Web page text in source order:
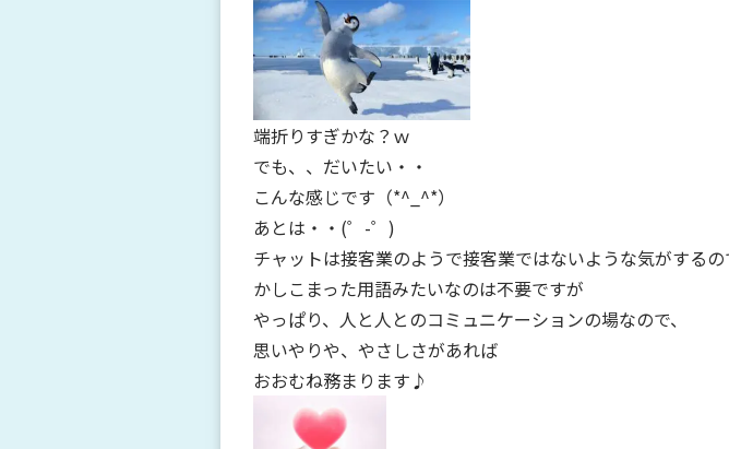
端折りすぎかな？ｗ
でも、、だいたい・・
こんな感じです（*^_^*）
あとは・・(゜-゜)
チャットは接客業のようで接客業ではないような気がするの
かしこまった用語みたいなのは不要ですが
やっぱり、人と人とのコミュニケーションの場なので、
思いやりや、やさしさがあれば
おおむね務まります♪